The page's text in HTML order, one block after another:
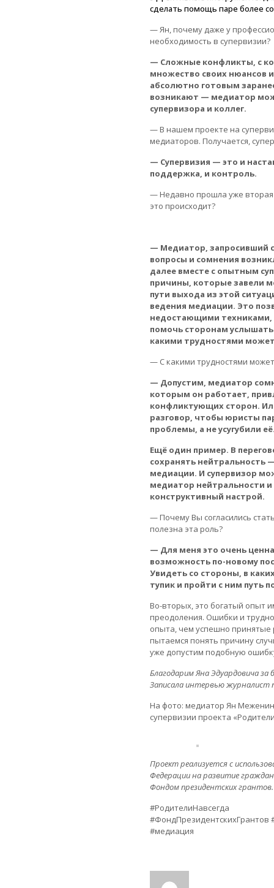
сделать помощь паре более
— Ян, почему даже у
необходимость в супервизии?
— Сложные конфликты, с
множество своих нюансов
абсолютно готовым
возникают — медиатор
супервизора и коллег.
— В нашем проекте на
медиаторов. Получается,
— Супервизия — это и
поддержка, и контроль.
— Недавно прошла уже вторая
это происходит?
— Медиатор, запросивший
вопросы и сомнения
далее вместе с опытным
причины, которые завели
пути выхода из этой
ведения медиации. Это
недостающими
помочь сторонам услышать
какими трудностями
— С какими трудностями
— Допустим, медиатор
которым он работает,
конфликтующих сторон.
разговор, чтобы юристы
проблемы, а не усугубили
Ещё один пример. В
сохранять нейтральность
медиации. И супервизор
медиатор нейтральности
конструктивный настрой.
— Почему Вы согласились
полезна эта роль?
— Для меня это очень
возможность по-новому
Увидеть со стороны, в
тупик и пройти с ним путь
Во-вторых, это богатый опыт
преодоления. Ошибки и
опыта, чем успешно
пытаемся понять причину
уже допустим подобную
Благодарим Яна Эдуардовича за
Записала интервью журналист
На фото: медиатор Ян
супервизии проекта
Проект реализуется с
Федерации на развитие
Фондом президентских грантов.
#РодителиНавсегда
#ФондПрезидентскихГрантов
#медиация